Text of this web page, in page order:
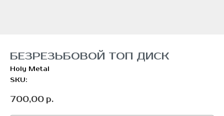
БЕЗРЕЗЬБОВОЙ ТОП ДИСК
Holy Metal
SKU:
700,00 р.